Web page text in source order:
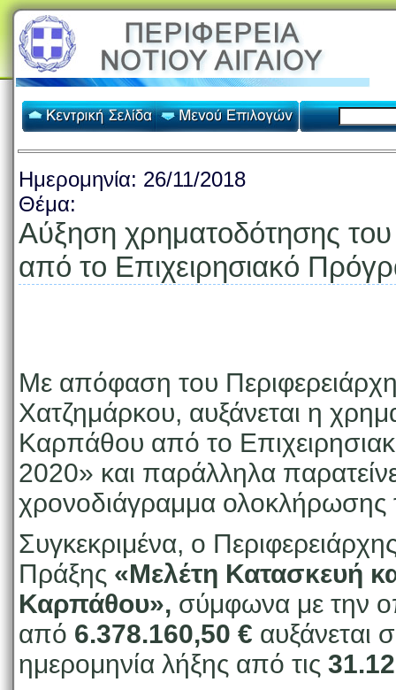
Ημερομηνία: 26/11/2018
Θέμα:
Αύξηση χρηματοδότησης
από το Επιχειρησιακό
Με απόφαση του
Χατζημάρκου, αυξάνεται η
Καρπάθου από το
2020» και παράλληλα
χρονοδιάγραμμα ολοκλήρωσης
Συγκεκριμένα, ο
Πράξης «Μελέτη Κατασκευή
Καρπάθου», σύμφωνα με την
από 6.378.160,50 € αυξάνεται
ημερομηνία λήξης από τις